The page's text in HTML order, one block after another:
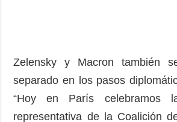
Zelensky y Macron también
separado en los pasos
“Hoy en París celebramos
representativa de la Coalición